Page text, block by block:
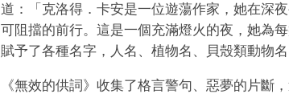
道：「克洛得．卡安是一位遊蕩作家，她在深
可阻擋的前行。這是一個充滿燈火的夜，她為
賦予了各種名字，人名、植物名、貝殼類動物名
《無效的供詞》收集了格言警句、惡夢的片斷